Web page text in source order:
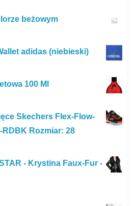
beżowym
adidas (niebieski)
100 Ml
Skechers Flex-Flow-
RDBK Rozmiar: 28
- Krystina Faux-Fur -